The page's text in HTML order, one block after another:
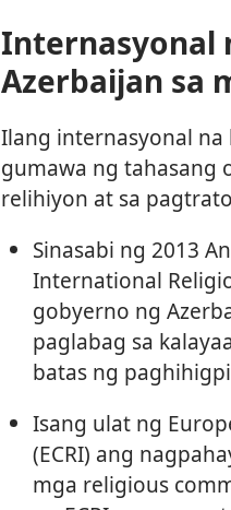
Internasyonal
Azerbaijan sa
Ilang internasyonal
gumawa ng tahasang
relihiyon at sa
Sinasabi ng 2013
International
gobyerno ng
paglabag sa
batas ng
Isang ulat ng
(ECRI) ang
mga religious